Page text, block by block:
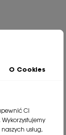
Od ponad
i
O Cookies
Ci
usług,